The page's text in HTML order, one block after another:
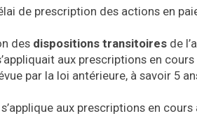
de prescription des actions en
des dispositions transitoires de
aux prescriptions en
par la loi antérieure, à savoir 5
aux prescriptions en